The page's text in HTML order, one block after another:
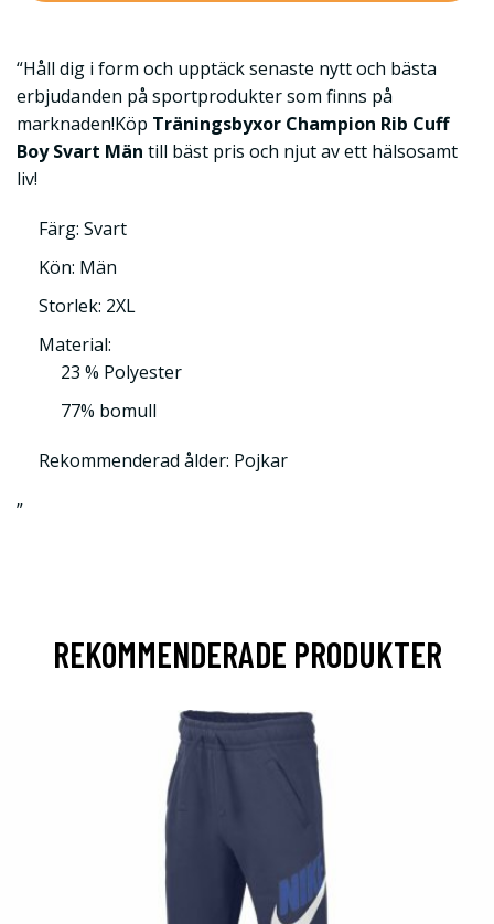
“Håll dig i form och upptäck senaste nytt och bästa
erbjudanden på sportprodukter som finns på
marknaden!Köp Träningsbyxor Champion Rib Cuff
Boy Svart Män till bäst pris och njut av ett hälsosamt
liv!
Färg: Svart
Kön: Män
Storlek: 2XL
Material:
23 % Polyester
77% bomull
Rekommenderad ålder: Pojkar
”
REKOMMENDERADE PRODUKTER